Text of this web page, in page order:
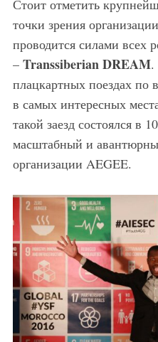
Стоит отметить
точки зрения
проводится силами всех
– Transsiberian DREAM.
плацкартных поездах по
в самых интересных
такой заезд состоялся в
масштабный и
организации AEGEE.